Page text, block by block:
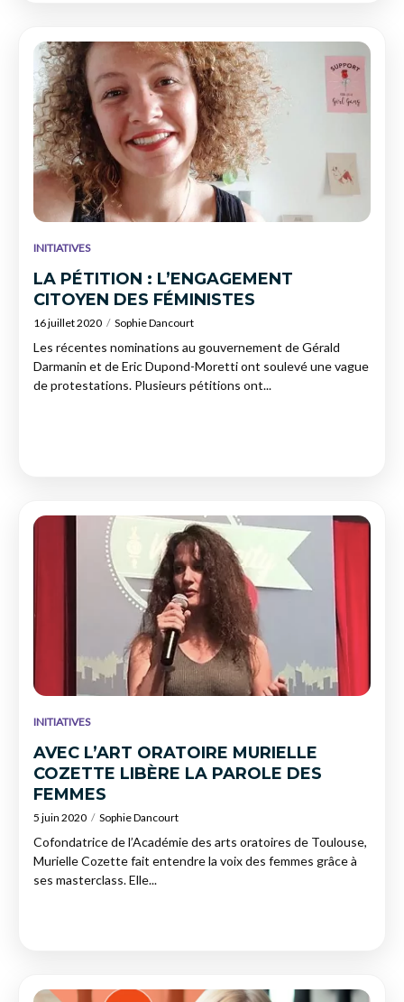
INITIATIVES
LA PÉTITION : L’ENGAGEMENT
CITOYEN DES FÉMINISTES
16 juillet 2020 Sophie Dancourt
Les récentes nominations au gouvernement de Gérald
Darmanin et de Eric Dupond-Moretti ont soulevé une vague
de protestations. Plusieurs pétitions ont...
INITIATIVES
AVEC L’ART ORATOIRE MURIELLE
COZETTE LIBÈRE LA PAROLE DES
FEMMES
5 juin 2020 Sophie Dancourt
Cofondatrice de l’Académie des arts oratoires de Toulouse,
Murielle Cozette fait entendre la voix des femmes grâce à
ses masterclass. Elle...